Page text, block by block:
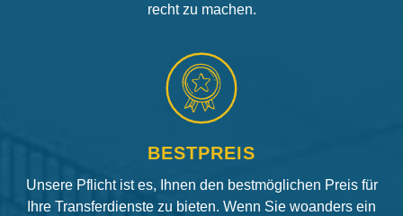
recht zu machen.
BESTPREIS
Unsere Pflicht ist es, Ihnen den bestmöglichen Preis für
Ihre Transferdienste zu bieten. Wenn Sie woanders ein